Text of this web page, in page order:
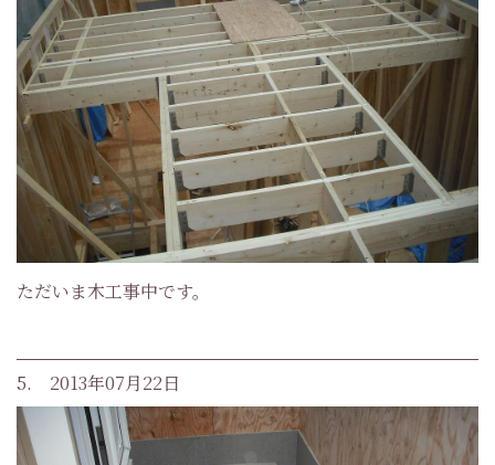
ただいま木工事中です。
5. 2013年07月22日